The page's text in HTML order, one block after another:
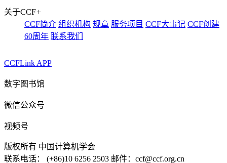
关于CCF+
CCF简介 组织机构 规章 服务项目 CCF大事记 CCF创建
60周年 联系我们
CCFLink APP
数字图书馆
微信公众号
视频号
版权所有 中国计算机学会
联系电话： (+86)10 6256 2503 邮件：ccf@ccf.org.cn